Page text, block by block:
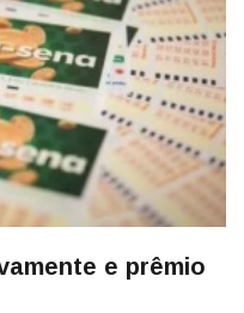
e prêmio